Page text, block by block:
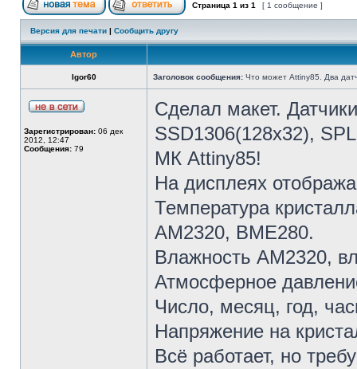
Страница 1 из 1 [ 1 сообщение ]
Версия для печати | Сообщить другу
Автор
Igor60 Заголовок сообщения: Что может Attiny85. Два
Зарегистрирован: 06 дек
2012, 12:47
Сообщения: 79
Сделал макет.
SSD1306(128x32),
МК Attiny85!
На дисплеях
Температура
AM2320, BME280.
Влажность AM2320,
Атмосферное
Число, месяц, год,
Напряжение на
Всё работает, но